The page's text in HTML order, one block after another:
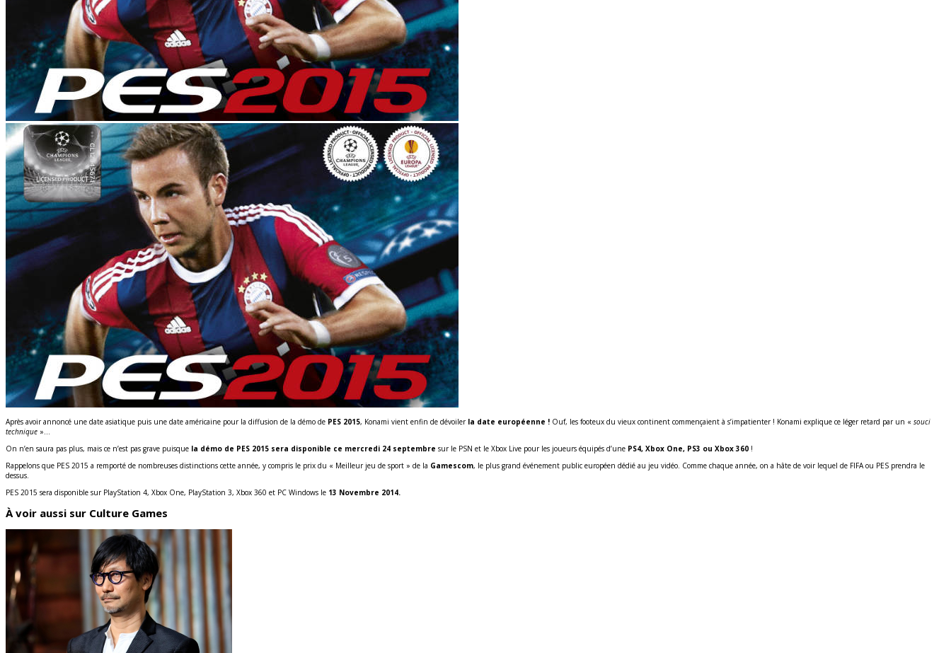
Après avoir annoncé une date asiatique puis une date américaine pour la diffusion de la démo de PES 2015, Konami vient enfin de dévoiler la date européenne ! Ouf, les footeux du vieux continent commençaient à s’impatienter ! Konami explique ce léger retard par un « souci
technique »…
On n’en saura pas plus, mais ce n’est pas grave puisque la démo de PES 2015 sera disponible ce mercredi 24 septembre sur le PSN et le Xbox Live pour les joueurs équipés d’une PS4, Xbox One, PS3 ou Xbox 360 !
Rappelons que PES 2015 a remporté de nombreuses distinctions cette année, y compris le prix du « Meilleur jeu de sport » de la Gamescom, le plus grand événement public européen dédié au jeu vidéo. Comme chaque année, on a hâte de voir lequel de FIFA ou PES prendra le
dessus.
PES 2015 sera disponible sur PlayStation 4, Xbox One, PlayStation 3, Xbox 360 et PC Windows le 13 Novembre 2014.
À voir aussi sur Culture Games